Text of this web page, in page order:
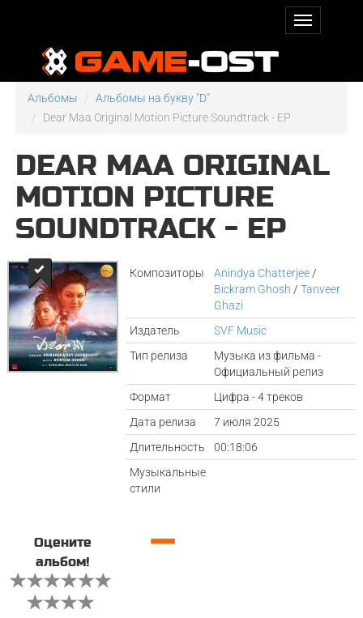
Альбомы
Альбомы на букву "D"
Dear Maa Original Motion Picture Soundtrack - EP
DEAR MAA ORIGINAL
MOTION PICTURE
SOUNDTRACK - EP
Композиторы Anindya Chatterjee /
Bickram Ghosh /Tanveer
Ghazi
Издатель
SVF Music
Тип релиза
Музыка из фильма -
Официальный релиз
Формат
Цифра - 4 треков
Дата релиза
7 июля 2025
Длительность
00:18:06
Музыкальные
стили
Оцените
альбом!
—